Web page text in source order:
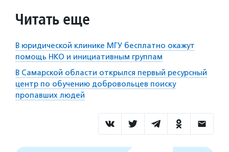
Читать еще
В юридической клинике МГУ бесплатно окажут
помощь НКО и инициативным группам
В Самарской области открылся первый ресурсный
центр по обучению добровольцев поиску
пропавших людей